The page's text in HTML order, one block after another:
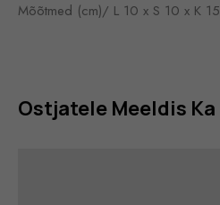
Mõõtmed (cm)/ L 10 x S 10 x K 15
Ostjatele Meeldis Ka